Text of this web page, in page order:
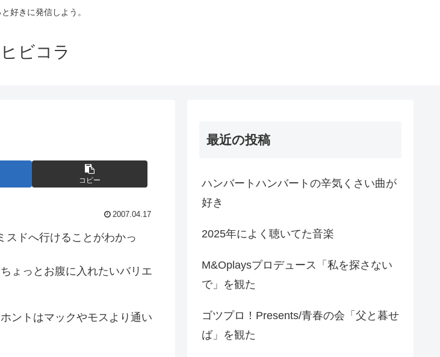
と好きに発信しよう。
ヒビコラ
コピー
2007.04.17
ドへ行けることがわかっ
ょっとお腹に入れたいバリエ
ントはマックやモスより通い
最近の投稿
ハンバートハンバートの辛気くさい曲が
好き
2025年によく聴いてた音楽
M&Oplaysプロデュース「私を探さない
で」を観た
ゴツプロ！Presents/青春の会「父と暮せ
ば」を観た